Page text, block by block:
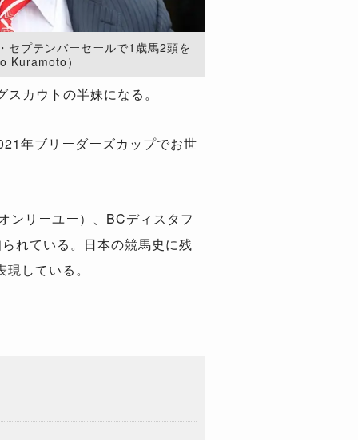
セプテンバーセールで1歳馬2頭を
Kuramoto）
カウトの半妹になる。
年ブリーダーズカップでお世
リーユー）、BCディスタフ
れている。日本の競馬史に残
している。